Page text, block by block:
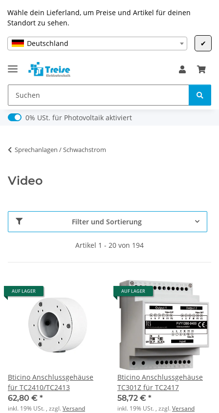
Wähle dein Lieferland, um Preise und Artikel für deinen
Standort zu sehen.
Deutschland ✔
0% USt. für Photovoltaik (§ 12 Abs. 3 UStG)
0% USt. für Photovoltaik aktiviert
Sprechanlagen / Schwachstrom
Video
Filter und Sortierung
Artikel 1 - 20 von 194
AUF LAGER
Bticino Anschlussgehäuse
für TC2410/TC2413
62,80 € *
inkl. 19% USt. , zzgl.Versand
AUF LAGER
Bticino Anschlussgehäuse
TC301Z für TC2417
58,72 € *
inkl. 19% USt. , zzgl.Versand